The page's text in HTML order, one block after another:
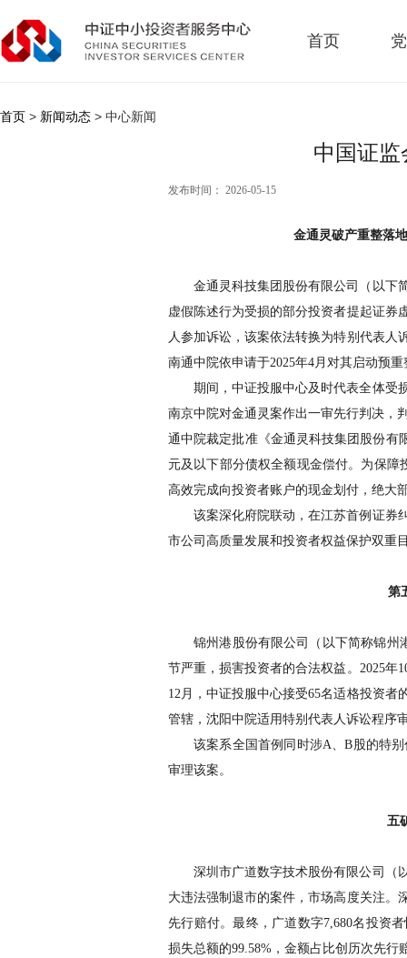
首页
首页 > 新闻动态 > 中心新闻
中国证
发布时间： 2026-05-15
金通灵破产重整落
金通灵科技集团股份有限公司（以下
虚假陈述行为受损的部分投资者提起证券
人参加诉讼，该案依法转换为特别代表人
南通中院依申请于2025年4月对其启动预重
期间，中证投服中心及时代表全体受
南京中院对金通灵案作出一审先行判决，
通中院裁定批准《金通灵科技集团股份有
元及以下部分债权全额现金偿付。为保
高效完成向投资者账户的现金划付，绝大
该案深化府院联动，在江苏首例证券
市公司高质量发展和投资者权益保护双重
第
锦州港股份有限公司（以下简称锦州
节严重，损害投资者的合法权益。 2025年
12月，中证投服中心接受65名适格投资者
管辖，沈阳中院适用特别代表人诉讼程序
该案系全国首例同时涉A、B股的特
审理该案。
五
深圳市广道数字技术股份有限公司（
大违法强制退市的案件，市场高度关注。
先行赔付。最终，广道数字7,680名投资
损失总额的99.58% ，金额占比创历次先行